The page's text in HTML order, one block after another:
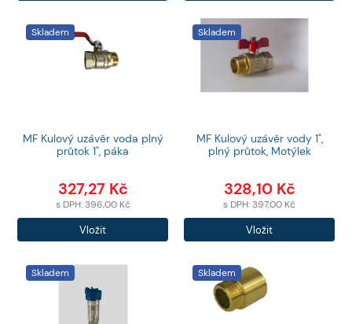
Skladem
MF Kulový uzávěr voda plný
průtok 1", páka
327,27 Kč
s DPH: 396,00 Kč
Počet
produktů
Vložit
Skladem
MF Kulový uzávěr vody 1",
plný průtok, Motýlek
328,10 Kč
s DPH:397,00 Kč
Počet
produktů
Vložit
Skladem Skladem